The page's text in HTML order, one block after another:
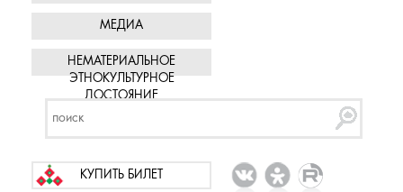
МЕДИА
НЕМАТЕРИАЛЬНОЕ
ЭТНОКУЛЬТУРНОЕ
ДОСТОЯНИЕ
КУПИТЬ БИЛЕТ